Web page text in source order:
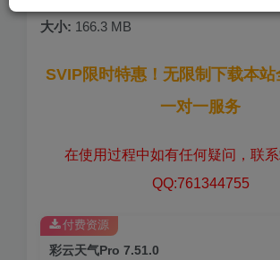
大小: 166.3 MB
SVIP限时特惠！无限制下载本站
一对一服务
在使用过程中如有任何疑问，联
QQ:761344755
彩云天气Pro 7.51.0
付费资源